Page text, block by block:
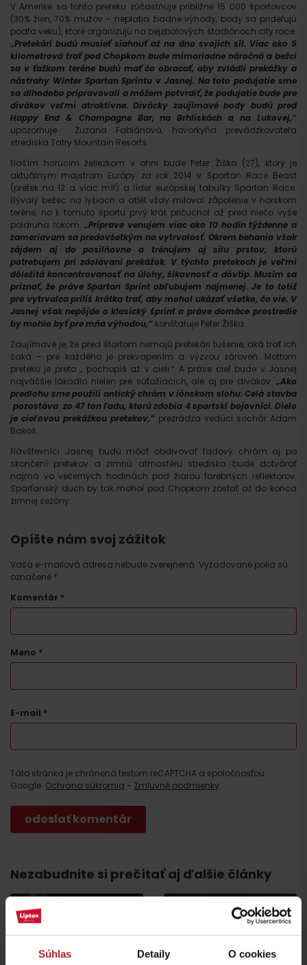
Súhlas Detaily O cookies
V Amerike sa tohto preteku zúčastňuje približne 15 000 športovcov
(30% žien, 70% mužov – neplatia žiadne výhody, body sa prideľujú
podľa veku), ktoré organizujú na bejzbalových štadiónoch city race.
„Pretekári budú musieť siahnuť až na dno svojich síl. Viac ako 5
kilometrová trať pod Chopkom bude mimoriadne náročná a bežci
sa v ťažkom teréne budú mať čo obracať, aby zvládli prekážky a
nástrahy Winter Spartan Sprintu v Jasnej. Na toto podujatie sme
sa dlhodobo pripravovali a môžem potvrdiť, že podujatie bude pre
divákov veľmi atraktívne. Divácky zaujímavé body budú pred
Happy End & Champagne Bar, na Brhliskách a na Lukovej,“
upozorňuje Zuzana Fabiánová, hovorkyňa prevádzkovateľa
strediska Tatry Mountain Resorts.
Naším horúcim želiezkom v ohni bude Peter Žiška (27), ktorý je
aktuálnym majstrom Európy za rok 2014 v Spartan Race Beast
(pretek na 12 a viac míľ) a líder európskej tabuľky Spartan Race.
Bývalý bežec na lyžiach a atlét vždy miloval zápolenie v horskom
teréne, no k tomuto športu prvý krát pričuchol až pred niečo vyše
poldruha rokom.„Príprave venujem viac ako 10 hodín týždenne a
zameriavam sa predovšetkým na vytrvalosť. Okrem behania však
zájdem aj do posilňovne a trénujem aj silu prstov, ktorú
potrebujem pri zdolávaní prekážok. V týchto pretekoch je veľmi
dôležitá koncentrovanosť na úlohy, šikovnosť a dôvtip. Musím sa
priznať, že práve Spartan Sprint obľubujem najmenej. Je to totiž
pre vytrvalca príliš krátka trať, aby mohol ukázať všetko, čo vie. V
Jasnej však nepôjde o klasický šprint a práve domáce prostredie
by mohlo byť pre mňa výhodou,“ konštatuje Peter Žiška.
Zaujímavé je, že pred štartom nemajú pretekári tušenie, aká trať ich
čaká – pre každého je prekvapením a výzvou zároveň. Mottom
preteku je preto „ pochopíš až v cieli.“ A práve cieľ bude v Jasnej
najväčšie lákadlo nielen pre súťažiacich, ale aj pre divákov. „Ako
predlohu sme použili antický chrám v iónskom slohu. Celá stavba
pozostáva zo 47 ton ľadu, ktorú zdobia 4 spartskí bojovníci. Dielo
je cieľovou prekážkou pretekov,“ prezrádza vedúci sochár Adam
Bakoš.
Návštevníci Jasnej budú môcť obdivovať ľadový chrám aj po
skončení pretekov a zimnú atmosféru strediska bude dotvárať
najmä vo večerných hodinách pod žiarou farebných reflektorov.
Sparťanský duch by tak mohol pod Chopkom zostať až do konca
zimnej sezóny.
Opíšte nám svoj zážitok
Vaša e-mailová adresa nebude zverejnená. Vyžadované polia sú
označené *
Komentár *
Meno *
E-mail *
Táto stránka je chránená testom reCAPTCHA a spoločnosťou
Google. Ochrana súkromia - Zmluvné podmienky
Nezabudnite si prečítať aj ďalšie články
Lokálne dobroty, ktoré Chládok na Liptove